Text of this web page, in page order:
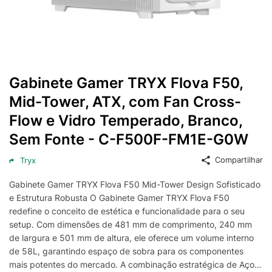
Gabinete Gamer TRYX Flova F50,
Mid-Tower, ATX, com Fan Cross-
Flow e Vidro Temperado, Branco,
Sem Fonte - C-F500F-FM1E-G0W
Tryx Compartilhar
Gabinete Gamer TRYX Flova F50 Mid-Tower Design Sofisticado
e Estrutura Robusta O Gabinete Gamer TRYX Flova F50
redefine o conceito de estética e funcionalidade para o seu
setup. Com dimensões de 481 mm de comprimento, 240 mm
de largura e 501 mm de altura, ele oferece um volume interno
de 58L, garantindo espaço de sobra para os componentes
mais potentes do mercado. A combinação estratégica de Aço,